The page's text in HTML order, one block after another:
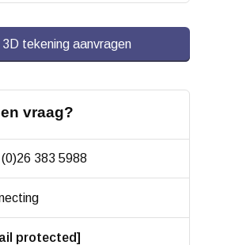
6203-2RS
V groef
3D tekening aanvragen
vraag?
383 5988
protected]